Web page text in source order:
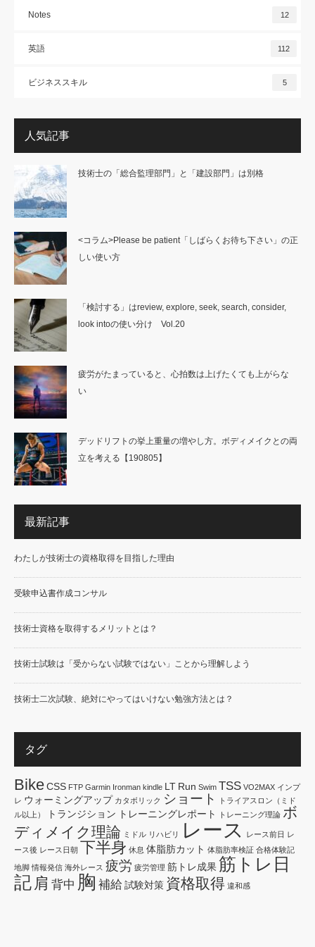
Notes 12
英語 112
ビジネススキル 5
人気記事
技術士の「総合監理部門」と「建設部門」は別格
<コラム>Please be patient「しばらくお待ち下さい」の正
しい使い方
「検討する」はreview, explore, seek, search, consider,
look intoの使い分け Vol.20
疲労がたまっていると、心拍数は上げたくても上がらな
い
デッドリフトの挙上重量の増やし方。ボディメイクとの両
立を考える【190805】
最新記事
わたしが技術士の資格取得を目指した理由
受験申込書作成コンサル
技術士資格を取得するメリットとは？
技術士試験は「受からない試験ではない」ことから理解しよう
技術士二次試験、絶対にやってはいけない勉強方法とは？
タグ
BikeCSS FTP Garmin Ironman kindle LT Run Swim TSS VO2MAX インプ
レ ウォーミングアップ カタボリック ショート
トライアスロン（ミド
ル以上）
トランジション トレーニングレポート トレーニング理論 ボ
ディメイク理論 ミドル リハビリ レース レース前日 レ
ース後 レース日朝 下半身 休息 体脂肪カット 体脂肪率検証 合格体験記
地脚 情報発信 海外レース 疲労 疲労管理 筋トレ成果 筋トレ日
記 肩 背中 胸 補給 試験対策 資格取得 違和感